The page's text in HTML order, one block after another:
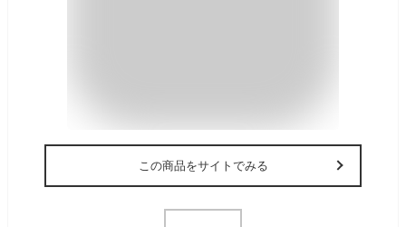
この商品をサイトでみる